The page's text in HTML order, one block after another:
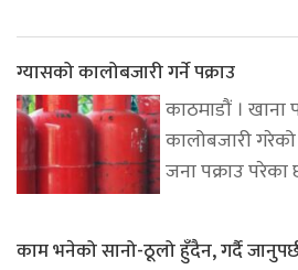
ग्यासको कालोबजारी गर्ने पक्राउ
काठमाडौं ।
कालोबजारी
जना पक्राउ
काम भनेको सानो-ठूलो हुँदैन, गर्दै